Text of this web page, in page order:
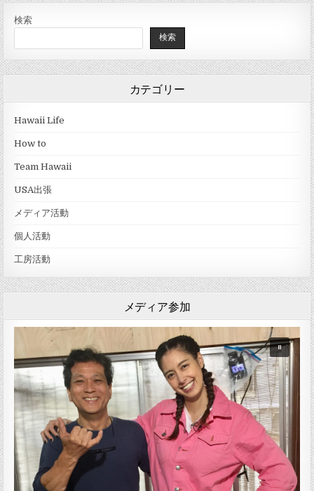
検索
検索
カテゴリー
Hawaii Life
How to
Team Hawaii
USA出張
メディア活動
個人活動
工房活動
メディア参加